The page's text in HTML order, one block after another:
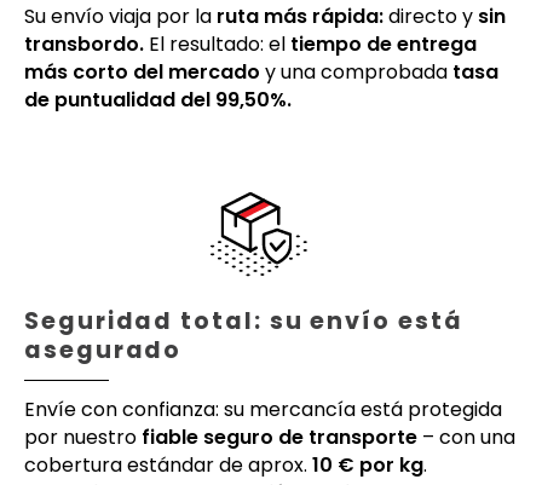
Su envío viaja por la ruta más rápida:directo y sin
transbordo. El resultado: el tiempo de entrega
más corto del mercado y una comprobada tasa
de puntualidad del 99,50%.
Seguridad total: su envío está
asegurado
Envíe con confianza: su mercancía está protegida
por nuestro fiable seguro de transporte – con una
cobertura estándar de aprox. 10 € por kg.